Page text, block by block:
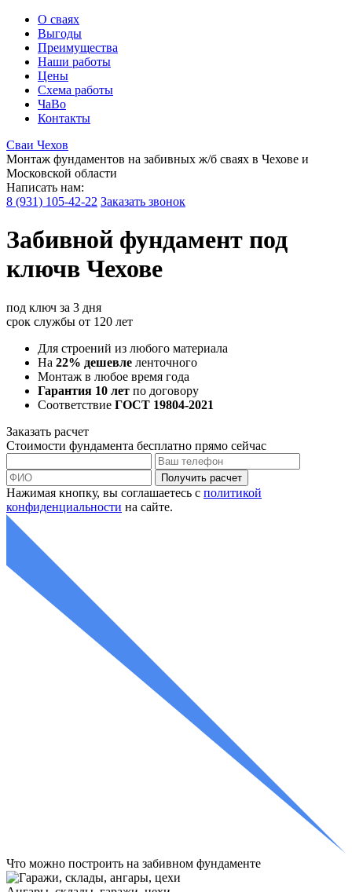
О сваях
Выгоды
Преимущества
Наши работы
Цены
Схема работы
ЧаВо
Контакты
Сваи Чехов
Монтаж фундаментов на забивных ж/б сваях в Чехове и
Московской области
Написать нам:
8 (931) 105-42-22 Заказать звонок
Забивной фундамент под
ключв Чехове
под ключ за 3 дня
срок службы от 120 лет
Для строений из любого материала
На 22% дешевле ленточного
Монтаж в любое время года
Гарантия 10 лет по договору
Соответствие ГОСТ 19804-2021
Заказать расчет
Стоимости фундамента бесплатно прямо сейчас
Нажимая кнопку, вы соглашаетесь с политикой
конфиденциальности на сайте.
Что можно построить на забивном фундаменте